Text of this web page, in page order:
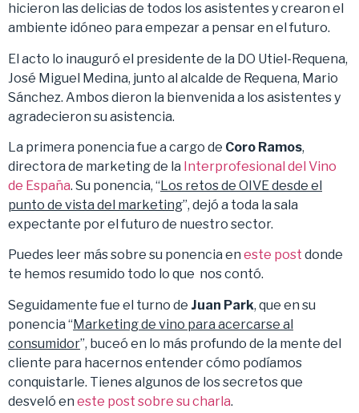
hicieron las delicias de todos los asistentes y crearon el
ambiente idóneo para empezar a pensar en el futuro.
El acto lo inauguró el presidente de la DO Utiel-Requena,
José Miguel Medina, junto al alcalde de Requena, Mario
Sánchez. Ambos dieron la bienvenida a los asistentes y
agradecieron su asistencia.
La primera ponencia fue a cargo de Coro Ramos,
directora de marketing de la Interprofesional del Vino
de España. Su ponencia, “Los retos de OIVE desde el
punto de vista del marketing”, dejó a toda la sala
expectante por el futuro de nuestro sector.
Puedes leer más sobre su ponencia en este post donde
te hemos resumido todo lo que nos contó.
Seguidamente fue el turno de Juan Park, que en su
ponencia “Marketing de vino para acercarse al
consumidor”, buceó en lo más profundo de la mente del
cliente para hacernos entender cómo podíamos
conquistarle. Tienes algunos de los secretos que
desveló en este post sobre su charla.